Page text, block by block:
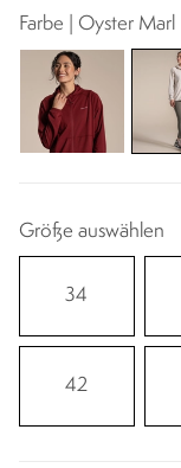
Farbe | Oyster Marl
Größe auswählen
34
42